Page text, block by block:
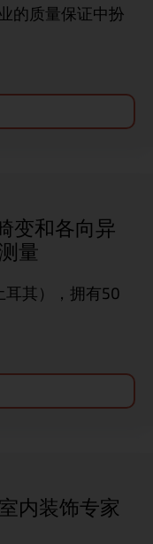
的质量保证中扮
变和各向异
量
其），拥有50
内装饰专家